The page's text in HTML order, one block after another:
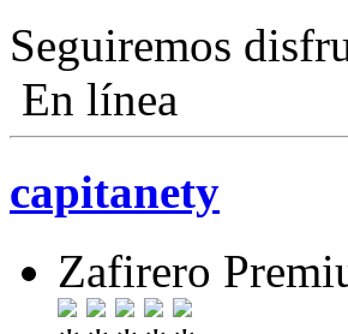
Seguiremos
En línea
capitanety
Zafirero